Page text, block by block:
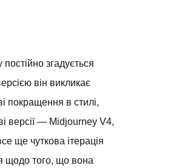
згадується
він викликає
покращення в стилі,
версії — Midjourney V4,
ще чуткова ітерація
щодо того, що вона